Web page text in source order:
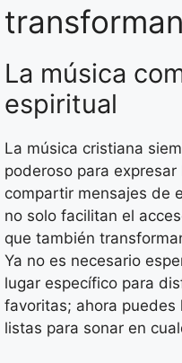
La música
espiritual
La música cristiana
poderoso para
compartir mensajes de
no solo facilitan el
que también
Ya no es necesario
lugar específico para
favoritas; ahora puedes
listas para sonar en